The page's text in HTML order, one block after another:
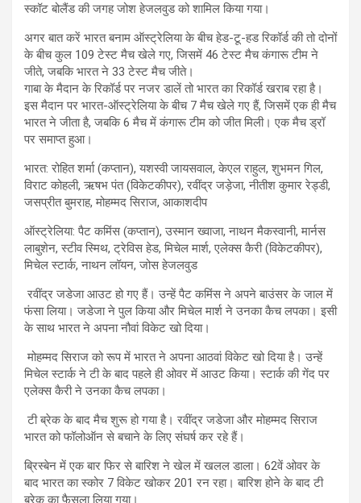
स्कॉट बोलैंड की जगह जोश हेजलवुड को शामिल किया गया।
अगर बात करें भारत बनाम ऑस्ट्रेलिया के बीच हेड-टू-हड रिकॉर्ड की तो दोनों
के बीच कुल 109 टेस्ट मैच खेले गए, जिसमें 46 टेस्ट मैच कंगारू टीम ने
जीते, जबकि भारत ने 33 टेस्ट मैच जीते।
गाबा के मैदान के रिकॉर्ड पर नजर डालें तो भारत का रिकॉर्ड खराब रहा है।
इस मैदान पर भारत-ऑस्ट्रेलिया के बीच 7 मैच खेले गए हैं, जिसमें एक ही मैच
भारत ने जीता है, जबकि 6 मैच में कंगारू टीम को जीत मिली। एक मैच ड्रॉ
पर समाप्त हुआ।
भारत: रोहित शर्मा (कप्तान), यशस्वी जायसवाल, केएल राहुल, शुभमन गिल,
विराट कोहली, ऋषभ पंत (विकेटकीपर), रवींद्र जड़ेजा, नीतीश कुमार रेड्डी,
जसप्रीत बुमराह, मोहम्मद सिराज, आकाशदीप
ऑस्ट्रेलिया: पैट कमिंस (कप्तान), उस्मान ख्वाजा, नाथन मैकस्वानी, मार्नस
लाबुशेन, स्टीव स्मिथ, ट्रेविस हेड, मिचेल मार्श, एलेक्स कैरी (विकेटकीपर),
मिचेल स्टार्क, नाथन लॉयन, जोस हेजलवुड
रवींद्र जडेजा आउट हो गए हैं। उन्हें पैट कमिंस ने अपने बाउंसर के जाल में
फंसा लिया। जडेजा ने पुल किया और मिचेल मार्श ने उनका कैच लपका। इसी
के साथ भारत ने अपना नौवां विकेट खो दिया।
मोहम्मद सिराज को रूप में भारत ने अपना आठवां विकेट खो दिया है। उन्हें
मिचेल स्टार्क ने टी के बाद पहले ही ओवर में आउट किया। स्टार्क की गेंद पर
एलेक्स कैरी ने उनका कैच लपका।
टी ब्रेक के बाद मैच शुरू हो गया है। रवींद्र जडेजा और मोहम्मद सिराज
भारत को फॉलोऑन से बचाने के लिए संघर्ष कर रहे हैं।
ब्रिस्बेन में एक बार फिर से बारिश ने खेल में खलल डाला। 62वें ओवर के
बाद भारत का स्कोर 7 विकेट खोकर 201 रन रहा। बारिश होने के बाद टी
ब्रेक का फैसला लिया गया।